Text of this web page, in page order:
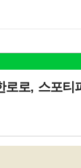
로로, 스포